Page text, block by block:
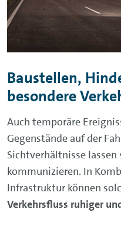
Baustellen,
besondere
Auch temporäre
Gegenstände auf der
Sichtverhältnisse lassen
kommunizieren. In
Infrastruktur können
Verkehrsfluss ruhiger